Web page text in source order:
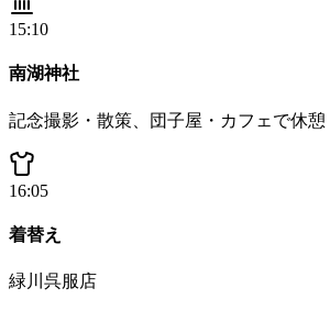
15:10
南湖神社
記念撮影・散策、団子屋・カフェで休憩
16:05
着替え
緑川呉服店